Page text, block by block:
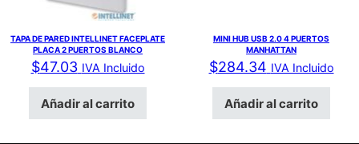
TAPA DE PARED INTELLINET FACEPLATE
PLACA 2 PUERTOS BLANCO
$47.03 IVA Incluido
Añadir al carrito
MINI HUB USB 2.0 4 PUERTOS
MANHATTAN
$284.34 IVA Incluido
Añadir al carrito